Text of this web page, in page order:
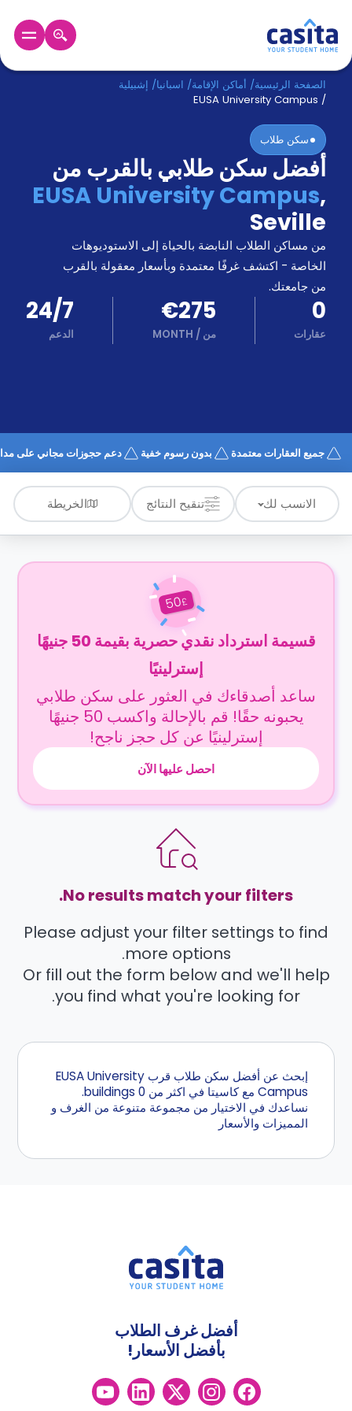
الرئيسية عربي EUR
دخول
حجز
السكن
من
نحن؟
المدونة
أخبر
أصدقائك
و
اكسب
كن
شريكا
الدعم
كيف
تعمل؟
الأسئلة
الشائعة
الصفحة الرئيسية/ أماكن الإقامة/ اسبانيا/ إشبيلية
/
EUSA University Campus
سكن طلاب
أفضل سكن طلابي بالقرب من
EUSA University Campus,
Seville
من مساكن الطلاب النابضة بالحياة إلى الاستوديوهات
الخاصة - اكتشف غرفًا معتمدة وبأسعار معقولة بالقرب
من جامعتك.
0
عقارات
€275
من /
MONTH
24/7
الدعم
جميع العقارات معتمدة بدون رسوم خفية دعم حجوزات مجاني على مدار
الانسب لك تنقيح النتائج الخريطة
£
50
قسيمة استرداد نقدي حصرية بقيمة 50 جنيهًا
إسترلينيًا
ساعد أصدقاءك في العثور على سكن طلابي
يحبونه حقًا! قم بالإحالة واكسب 50 جنيهًا
إسترلينيًا عن كل حجز ناجح!
احصل عليها الآن
No results match your filters.
Please adjust your filter settings to find
more options.
Or fill out the form below and we'll help
you find what you're looking for.
إبحث عن أفضل سكن طلاب قرب EUSA University
Campus مع كاسيتا في اكثر من 0 buildings.
نساعدك في الاختيار من مجموعة متنوعة من الغرف و
المميزات والأسعار
أفضل غرف الطلاب
بأفضل الأسعار!